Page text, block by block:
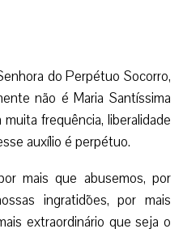
do Perpétuo Socorro,
não é Maria Santíssima
frequência, liberalidade
auxílio é perpétuo.
mais que abusemos, por
ingratidões, por mais
extraordinário que seja o